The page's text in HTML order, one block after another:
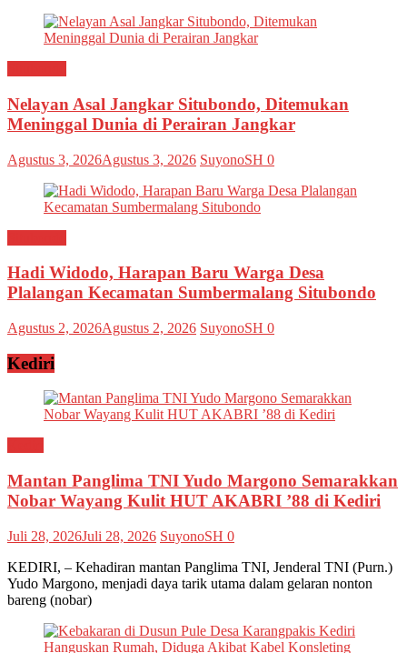
Nelayan Asal Jangkar Situbondo, Ditemukan
Meninggal Dunia di Perairan Jangkar
Agustus 3, 2026Agustus 3, 2026 SuyonoSH 0
Hadi Widodo, Harapan Baru Warga Desa
Plalangan Kecamatan Sumbermalang Situbondo
Agustus 2, 2026Agustus 2, 2026 SuyonoSH 0
Kediri
Mantan Panglima TNI Yudo Margono Semarakkan
Nobar Wayang Kulit HUT AKABRI ’88 di Kediri
Juli 28, 2026Juli 28, 2026 SuyonoSH 0
KEDIRI, – Kehadiran mantan Panglima TNI, Jenderal TNI (Purn.)
Yudo Margono, menjadi daya tarik utama dalam gelaran nonton
bareng (nobar)